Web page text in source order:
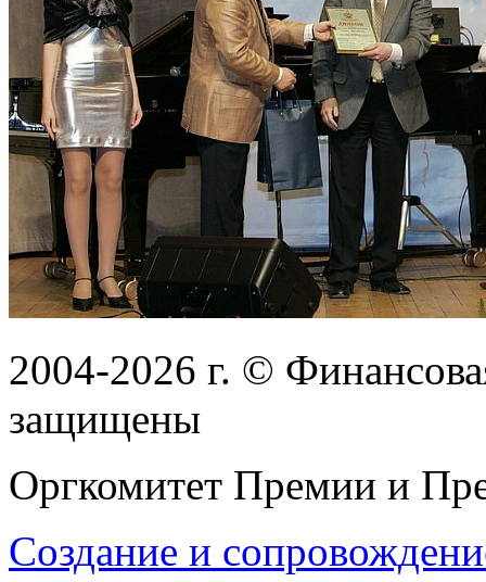
2004-2026 г. ©
защищены
Оргкомитет Премии и
Создание и